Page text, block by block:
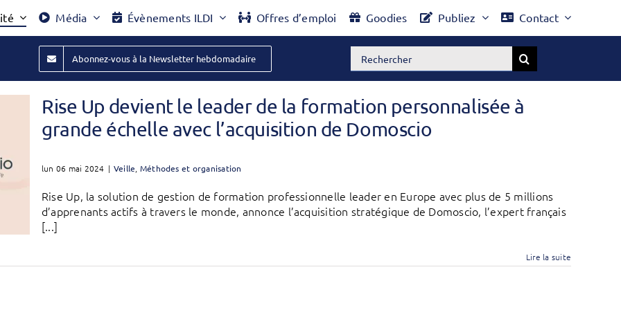
Média Évènements ILDI Offres d’emploi Goodies Publiez Contact
Abonnez-vous à la Newsletter hebdomadaire Rechercher:
Rise Up devient le leader de la formation personnalisée à
grande échelle avec l’acquisition de Domoscio
lun 06 mai 2024 | Veille Méthodes et organisation
Rise Up, la solution de gestion de formation professionnelle leader en Europe avec plus de 5 millions
d’apprenants actifs à travers le monde, annonce l’acquisition stratégique de Domoscio, l’expert français
[...]
Lire la suite